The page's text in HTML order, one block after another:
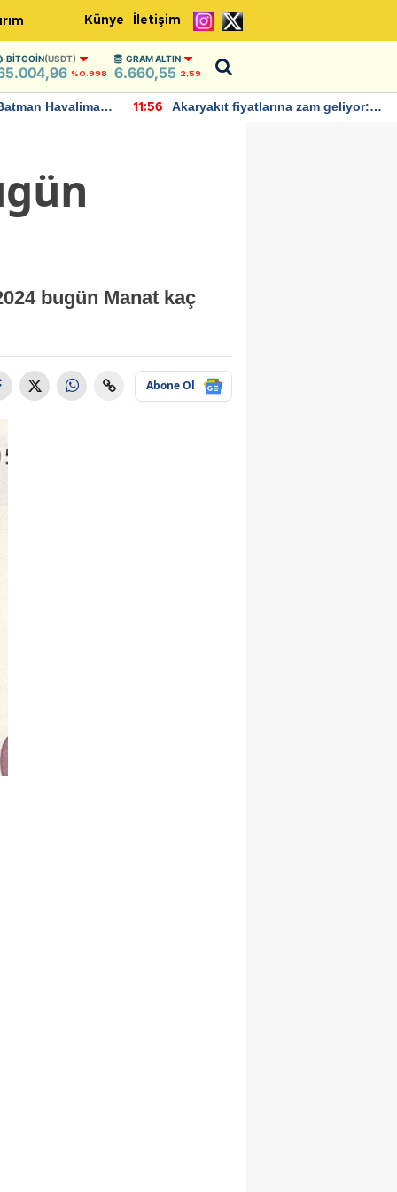
Künye İletişim
BITCOIN(USDT)
%0.998
GRAM ALTIN
6.660,55 2,59
Havalimanı
11:56
Akaryakıt fiyatlarına zam geliyor:
bugün Manat kaç
Abone Ol